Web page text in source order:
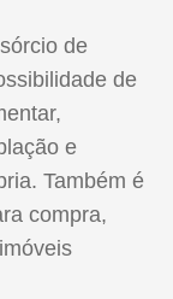
de
de
e
Também é
compra,